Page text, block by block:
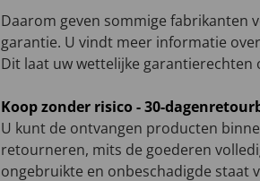
Daarom geven sommige fabrikanten
garantie. U vindt meer informatie
Dit laat uw wettelijke
Koop zonder risico - 30-
U kunt de ontvangen producten
retourneren, mits de goederen
ongebruikte en onbeschadigde staat